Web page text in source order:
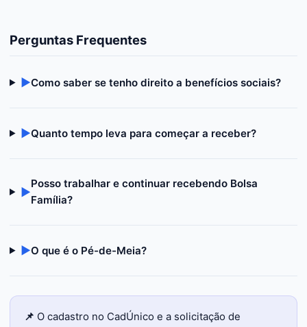
Perguntas Frequentes
▶Como saber se tenho direito a benefícios sociais?
▶Quanto tempo leva para começar a receber?
▶
Posso trabalhar e continuar recebendo Bolsa
Família?
▶O que é o Pé-de-Meia?
📌 O cadastro no CadÚnico e a solicitação de